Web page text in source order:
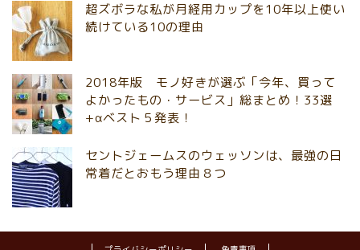
超ズボラな私が月経用カップを10年以上使い
続けている10の理由
2018年版 モノ好きが選ぶ「今年、買って
よかったもの・サービス」総まとめ！33選
+αベスト５発表！
セントジェームスのウェッソンは、最強の日
常着だとおもう理由８つ